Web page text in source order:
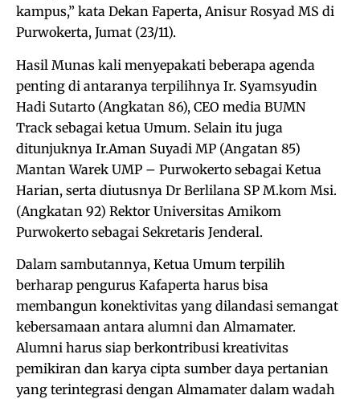
kampus,” kata Dekan Faperta, Anisur Rosyad MS di
Purwokerta, Jumat (23/11).
Hasil Munas kali menyepakati beberapa agenda
penting di antaranya terpilihnya Ir. Syamsyudin
Hadi Sutarto (Angkatan 86), CEO media BUMN
Track sebagai ketua Umum. Selain itu juga
ditunjuknya Ir.Aman Suyadi MP (Angatan 85)
Mantan Warek UMP – Purwokerto sebagai Ketua
Harian, serta diutusnya Dr Berlilana SP M.kom Msi.
(Angkatan 92) Rektor Universitas Amikom
Purwokerto sebagai Sekretaris Jenderal.
Dalam sambutannya, Ketua Umum terpilih
berharap pengurus Kafaperta harus bisa
membangun konektivitas yang dilandasi semangat
kebersamaan antara alumni dan Almamater.
Alumni harus siap berkontribusi kreativitas
pemikiran dan karya cipta sumber daya pertanian
yang terintegrasi dengan Almamater dalam wadah